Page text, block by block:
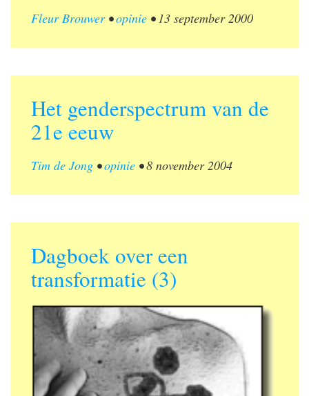
Fleur Brouwer•opinie •13 september 2000
Het genderspectrum van de
21e eeuw
Tim de Jong •opinie •8 november 2004
Dagboek over een
transformatie (3)